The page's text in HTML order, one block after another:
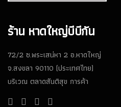
ร้าน หาดใหญ่บีบีกัน
72/2 ซ.พระเสน่หา 2 อ.หาดใหญ่
จ.สงขลา 90110 (ประเทศไทย)
บริเวณ ตลาดสันติสุข การค้า